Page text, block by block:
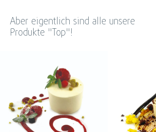
Aber eigentlich sind alle unsere
Produkte "Top"!